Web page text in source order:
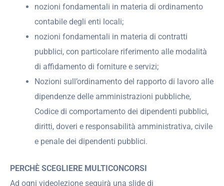
nozioni fondamentali in materia di ordinamento
contabile degli enti locali;
nozioni fondamentali in materia di contratti
pubblici, con particolare riferimento alle modalità
di affidamento di forniture e servizi;
Nozioni sull’ordinamento del rapporto di lavoro alle
dipendenze delle amministrazioni pubbliche,
Codice di comportamento dei dipendenti pubblici,
diritti, doveri e responsabilità amministrativa, civile
e penale dei dipendenti pubblici.
PERCHÈ SCEGLIERE MULTICONCORSI
Ad ogni videolezione seguirà una slide di